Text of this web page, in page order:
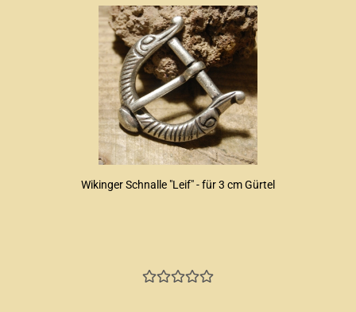
Wikinger Schnalle "Leif" - für 3 cm Gürtel